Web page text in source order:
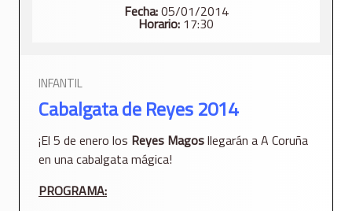
Fecha:05/01/2014
Horario: 17:30
INFANTIL
Cabalgata de Reyes 2014
¡El 5 de enero los Reyes Magosllegarán a A Coruña
en una cabalgata mágica!
PROGRAMA: